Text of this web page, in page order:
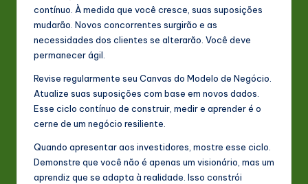
contínuo. À medida que você cresce, suas suposições
mudarão. Novos concorrentes surgirão e as
necessidades dos clientes se alterarão. Você deve
permanecer ágil.
Revise regularmente seu Canvas do Modelo de Negócio.
Atualize suas suposições com base em novos dados.
Esse ciclo contínuo de construir, medir e aprender é o
cerne de um negócio resiliente.
Quando apresentar aos investidores, mostre esse ciclo.
Demonstre que você não é apenas um visionário, mas um
aprendiz que se adapta à realidade. Isso constrói